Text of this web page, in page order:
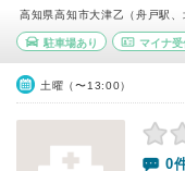
高知県高知市大津乙（舟戸駅、
駐車場あり マイナ受
土曜（〜13:00）
0